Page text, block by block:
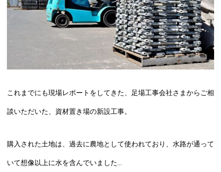
これまでにも現場レポートをしてきた、足場工事会社さまからご相
談いただいた、資材置き場の新設工事。
購入された土地は、過去に農地として使われており、水路が通って
いて想像以上に水を含んでいました…